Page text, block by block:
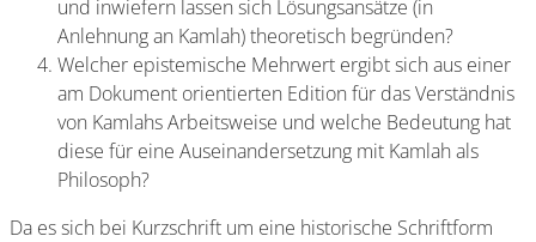
und inwiefern lassen sich Lösungsansätze (in
Anlehnung an Kamlah) theoretisch begründen?
Welcher epistemische Mehrwert ergibt sich aus einer
am Dokument orientierten Edition für das Verständnis
von Kamlahs Arbeitsweise und welche Bedeutung hat
diese für eine Auseinandersetzung mit Kamlah als
Philosoph?
Da es sich bei Kurzschrift um eine historische Schriftform